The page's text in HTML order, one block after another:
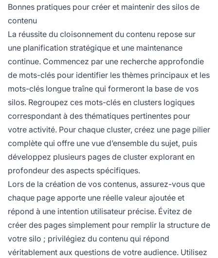
Bonnes pratiques pour créer et maintenir des silos de
contenu
La réussite du cloisonnement du contenu repose sur
une planification stratégique et une maintenance
continue. Commencez par une recherche approfondie
de mots-clés pour identifier les thèmes principaux et les
mots-clés longue traîne qui formeront la base de vos
silos. Regroupez ces mots-clés en clusters logiques
correspondant à des thématiques pertinentes pour
votre activité. Pour chaque cluster, créez une page pilier
complète qui offre une vue d’ensemble du sujet, puis
développez plusieurs pages de cluster explorant en
profondeur des aspects spécifiques.
Lors de la création de vos contenus, assurez-vous que
chaque page apporte une réelle valeur ajoutée et
répond à une intention utilisateur précise. Évitez de
créer des pages simplement pour remplir la structure de
votre silo ; privilégiez du contenu qui répond
véritablement aux questions de votre audience. Utilisez